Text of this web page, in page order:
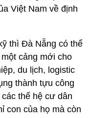
Việt Nam về định
thì Đà Nẵng có thể
cảng mới cho
du lịch, logistic
thành tựu công
thế hệ cư dân
con của họ mà còn